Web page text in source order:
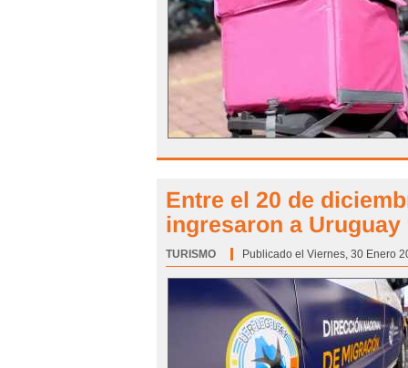
Entre el 20 de
ingresaron a Uruguay
TURISMO Publicado el Viernes, 30 Enero